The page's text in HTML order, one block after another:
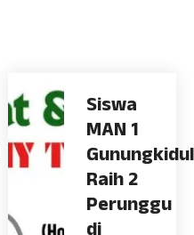
Siswa
MAN 1
Gunungkidul
Raih 2
Perunggu